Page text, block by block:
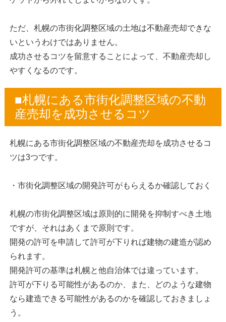
ただ、札幌の市街化調整区域の土地は不動産売却できな
いというわけではありません。
成功させるコツを留意することによって、不動産売却し
やすくなるのです。
■札幌にある市街化調整区域の不動
産売却を成功させるコツ
札幌にある市街化調整区域の不動産売却を成功させるコ
ツは3つです。
・市街化調整区域の開発許可がもらえるか確認しておく
札幌の市街化調整区域は原則的に開発を抑制すべき土地
ですが、それはあくまで原則です。
開発の許可を申請して許可が下りれば建物の建造が認め
られます。
開発許可の基準は札幌と他自治体では違っています。
許可が下りる可能性があるのか、また、どのような建物
なら建造できる可能性があるのかを確認しておきましょ
う。